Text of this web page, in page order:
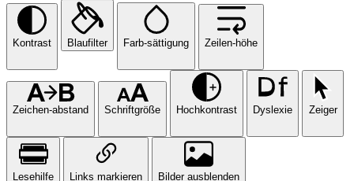
Kontrast Blaufilter Farb-sättigung Zeilen-höhe
Zeichen-abstand Schriftgröße Hochkontrast Dyslexie Zeiger
Lesehilfe Links markieren Bilder ausblenden